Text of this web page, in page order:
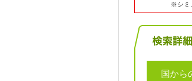
※シミ
国から